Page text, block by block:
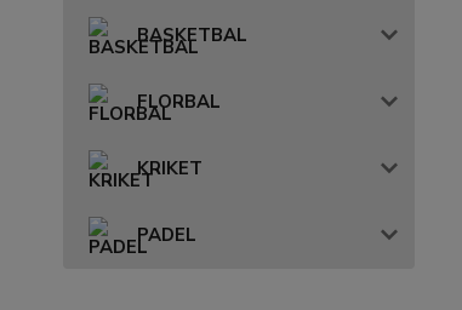
BASKETBAL
FLORBAL
KRIKET
PADEL